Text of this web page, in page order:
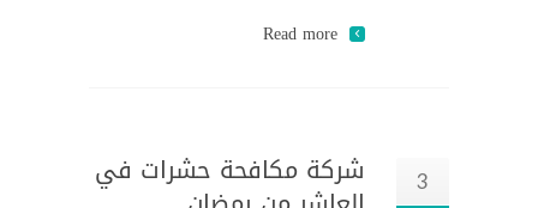
Read more
3 شركة مكافحة حشرات في